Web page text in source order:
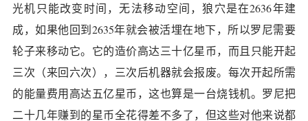
光机只能改变时间，无法移动空间，狼穴是在2636年建
成，如果他回到2635年就会被活埋在地下，所以罗尼需要
轮子来移动它。它的造价高达三十亿星币，而且只能开起
三次（来回六次），三次后机器就会报废。每次开起所需
的能量费用高达五亿星币，这也算是一台烧钱机。罗尼把
二十几年赚到的星币全花得差不多了，但这些对他来说都